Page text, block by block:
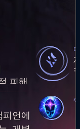
피해
언에